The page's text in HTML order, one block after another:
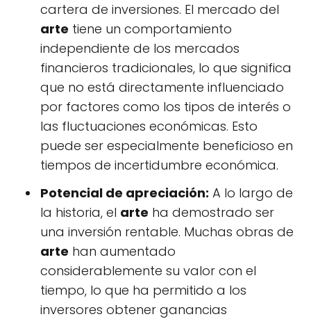
cartera de inversiones. El mercado del
arte tiene un comportamiento
independiente de los mercados
financieros tradicionales, lo que significa
que no está directamente influenciado
por factores como los tipos de interés o
las fluctuaciones económicas. Esto
puede ser especialmente beneficioso en
tiempos de incertidumbre económica.
Potencial de apreciación: A lo largo de
la historia, el arte ha demostrado ser
una inversión rentable. Muchas obras de
arte han aumentado
considerablemente su valor con el
tiempo, lo que ha permitido a los
inversores obtener ganancias